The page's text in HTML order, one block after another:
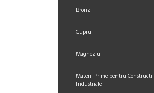
Bronz
Cupru
Magneziu
Materii Prime pentru Constructii
Industriale